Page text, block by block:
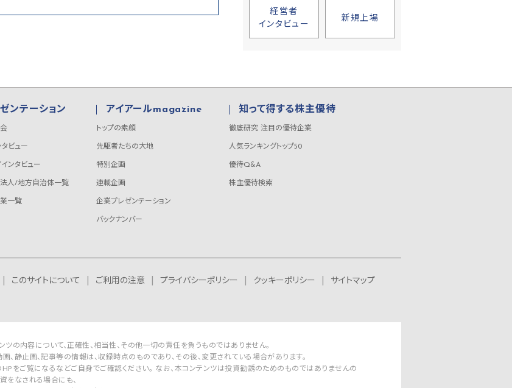
経営者
インタビュー
新規上場
ンテーション
タビュー
インタビュー
人/地方自治体一覧
一覧
アイアールmagazine
トップの素顔
先駆者たちの大地
特別企画
連載企画
企業プレゼンテーション
バックナンバー
知って得する株主優待
徹底研究 注目の優待企業
人気ランキングトップ50
優待Q&A
株主優待検索
このサイトについて ご利用の注意 プライバシーポリシー クッキーポリシー
サイトマップ
ツの内容について、正確性、相当性、その他一切の責任を負うものではありません。
、静止画、記事等の情報は、収録時点のものであり、その後、変更されている場合があります。
をご覧になるなどご自身でご確認ください。 なお、本コンテンツは投資勧誘のためのものではありませんの
をなされる場合にも、